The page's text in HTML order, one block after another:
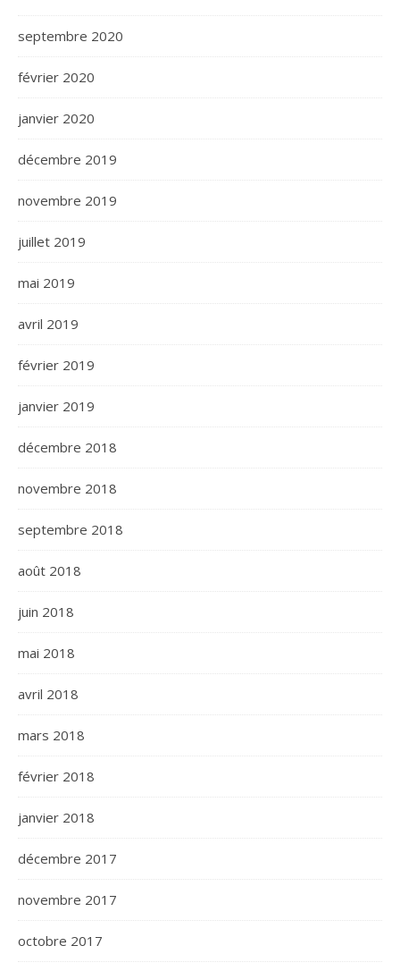
septembre 2020
février 2020
janvier 2020
décembre 2019
novembre 2019
juillet 2019
mai 2019
avril 2019
février 2019
janvier 2019
décembre 2018
novembre 2018
septembre 2018
août 2018
juin 2018
mai 2018
avril 2018
mars 2018
février 2018
janvier 2018
décembre 2017
novembre 2017
octobre 2017